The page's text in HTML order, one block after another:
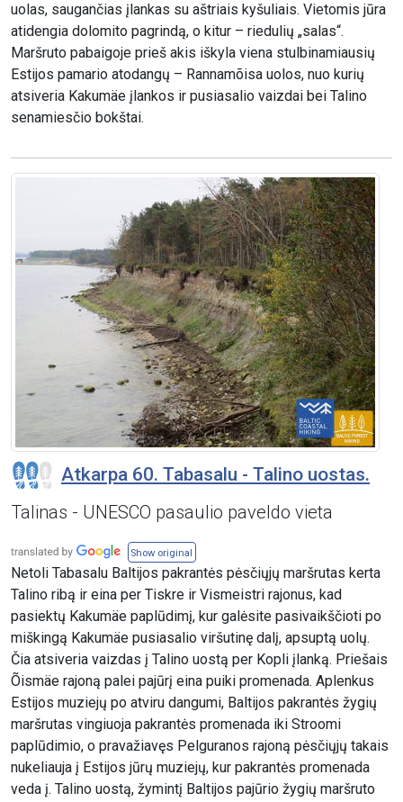
uolas, saugančias įlankas su aštriais kyšuliais. Vietomis jūra
atidengia dolomito pagrindą, o kitur – riedulių „salas“.
Maršruto pabaigoje prieš akis iškyla viena stulbinamiausių
Estijos pamario atodangų – Rannamõisa uolos, nuo kurių
atsiveria Kakumäe įlankos ir pusiasalio vaizdai bei Talino
senamiesčio bokštai.
Atkarpa 60. Tabasalu - Talino uostas.
Talinas - UNESCO pasaulio paveldo vieta
Show original
Netoli Tabasalu Baltijos pakrantės pėsčiųjų maršrutas kerta
Talino ribą ir eina per Tiskre ir Vismeistri rajonus, kad
pasiektų Kakumäe paplūdimį, kur galėsite pasivaikščioti po
miškingą Kakumäe pusiasalio viršutinę dalį, apsuptą uolų.
Čia atsiveria vaizdas į Talino uostą per Kopli įlanką. Priešais
Õismäe rajoną palei pajūrį eina puiki promenada. Aplenkus
Estijos muziejų po atviru dangumi, Baltijos pakrantės žygių
maršrutas vingiuoja pakrantės promenada iki Stroomi
paplūdimio, o pravažiavęs Pelguranos rajoną pėsčiųjų takais
nukeliauja į Estijos jūrų muziejų, kur pakrantės promenada
veda į. Talino uostą, žymintį Baltijos pajūrio žygių maršruto